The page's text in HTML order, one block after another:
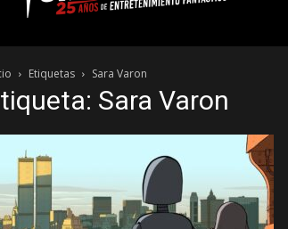
entretenimiento
el
género
fantástico.
Etiquetas Sara Varon
Sara Varon